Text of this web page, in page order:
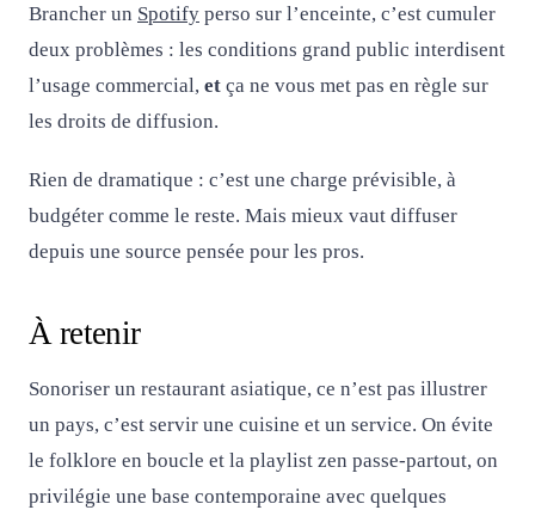
Brancher un Spotify perso sur l’enceinte, c’est cumuler
deux problèmes : les conditions grand public interdisent
l’usage commercial, et ça ne vous met pas en règle sur
les droits de diffusion.
Rien de dramatique : c’est une charge prévisible, à
budgéter comme le reste. Mais mieux vaut diffuser
depuis une source pensée pour les pros.
À retenir
Sonoriser un restaurant asiatique, ce n’est pas illustrer
un pays, c’est servir une cuisine et un service. On évite
le folklore en boucle et la playlist zen passe-partout, on
privilégie une base contemporaine avec quelques